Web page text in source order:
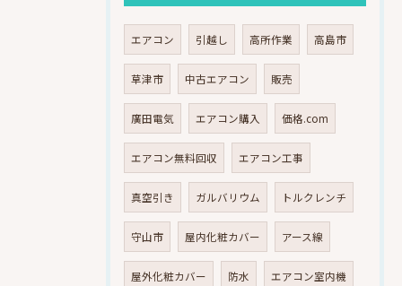
エアコン 引越し 高所作業 高島市
草津市 中古エアコン 販売
廣田電気 エアコン購入 価格.com
エアコン無料回収 エアコン工事
真空引き ガルバリウム トルクレンチ
守山市 屋内化粧カバー アース線
屋外化粧カバー 防水 エアコン室内機